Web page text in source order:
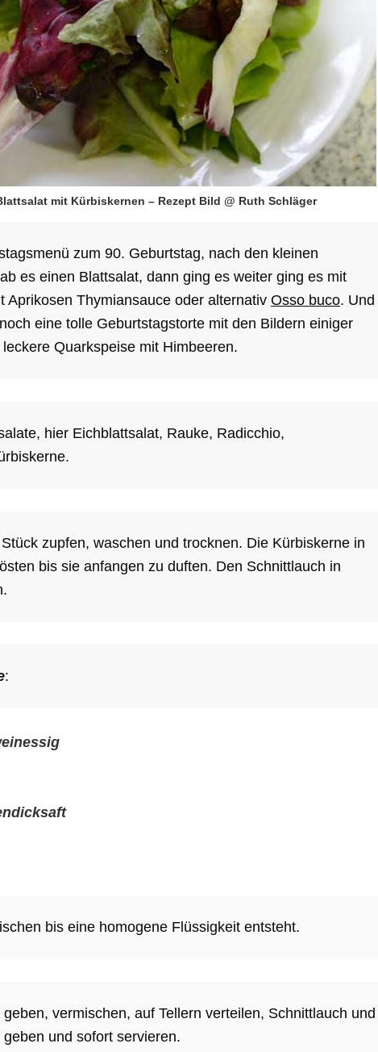
mit Kürbiskernen – Rezept Bild @ Ruth Schläger
zum 90. Geburtstag, nach den kleinen
es einen Blattsalat, dann ging es weiter ging es mit
Aprikosen Thymiansauce oder alternativ Osso buco. Und
eine tolle Geburtstagstorte mit den Bildern einiger
Quarkspeise mit Himbeeren.
hier Eichblattsalat, Rauke, Radicchio,
zupfen, waschen und trocknen. Die Kürbiskerne in
bis sie anfangen zu duften. Den Schnittlauch in
:
bis eine homogene Flüssigkeit entsteht.
vermischen, auf Tellern verteilen, Schnittlauch und
und sofort servieren.